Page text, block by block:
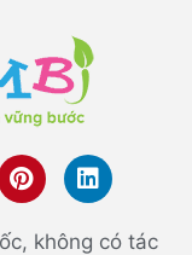
không có tác